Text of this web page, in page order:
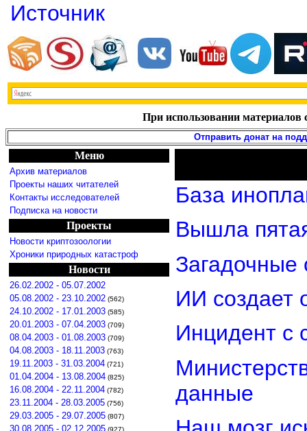
Источник
При использовании материалов
Отправить донат на
Меню
Архив материалов
Проекты наших читателей
Контакты исследователей
Подписка на новости
Проекты
Новости криптозоологии
Хроники природных катастроф
Новости
26.02.2002 - 05.07.2002
05.08.2002 - 23.10.2002 (562)
24.10.2002 - 17.01.2003 (585)
20.01.2003 - 07.04.2003 (709)
08.04.2003 - 01.08.2003 (709)
04.08.2003 - 18.11.2003 (763)
19.11.2003 - 31.03.2004 (721)
01.04.2004 - 13.08.2004 (825)
16.08.2004 - 22.11.2004 (782)
23.11.2004 - 28.03.2005 (756)
29.03.2005 - 29.07.2005 (807)
30.08.2005 - 02.12.2005 (927)
База
Вышла
ИИ создает
Инцидент с
данные